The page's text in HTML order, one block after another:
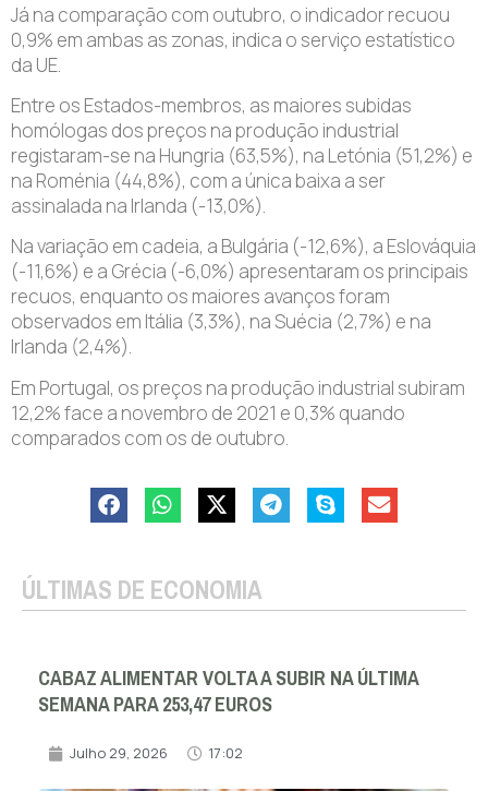
Já na comparação com outubro, o indicador recuou
0,9% em ambas as zonas, indica o serviço estatístico
da UE.
Entre os Estados-membros, as maiores subidas
homólogas dos preços na produção industrial
registaram-se na Hungria (63,5%), na Letónia (51,2%) e
na Roménia (44,8%), com a única baixa a ser
assinalada na Irlanda (-13,0%).
Na variação em cadeia, a Bulgária (-12,6%), a Eslováquia
(-11,6%) e a Grécia (-6,0%) apresentaram os principais
recuos, enquanto os maiores avanços foram
observados em Itália (3,3%), na Suécia (2,7%) e na
Irlanda (2,4%).
Em Portugal, os preços na produção industrial subiram
12,2% face a novembro de 2021 e 0,3% quando
comparados com os de outubro.
ÚLTIMAS DE ECONOMIA
CABAZ ALIMENTAR VOLTA A SUBIR NA ÚLTIMA
SEMANA PARA 253,47 EUROS
Julho 29, 2026 17:02